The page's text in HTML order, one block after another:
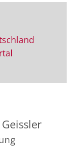
Geissler